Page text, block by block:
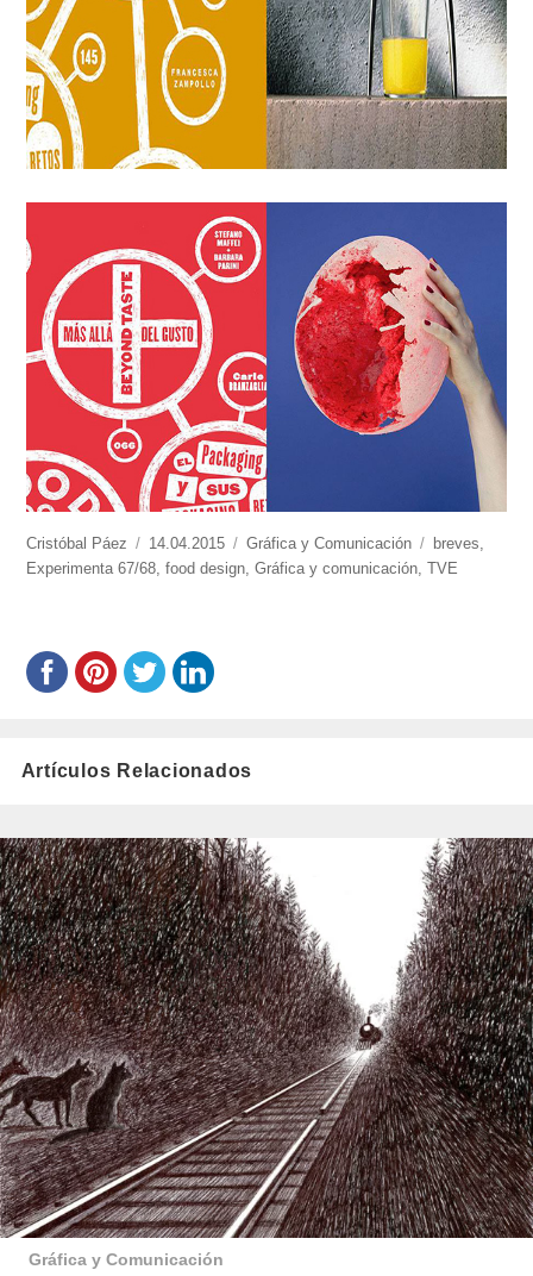
https://www.experimenta.es/author/cristobal-
paez/
Cristóbal Páez
Publicado
el
14.04.2015 Categorías
Gráfica y Comunicación Etiquetas
breves
Experimenta 67/68 ,food design ,Gráfica y comunicación ,TVE
Artículos Relacionados
Gráfica y Comunicación